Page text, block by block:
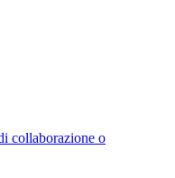
collaborazione o